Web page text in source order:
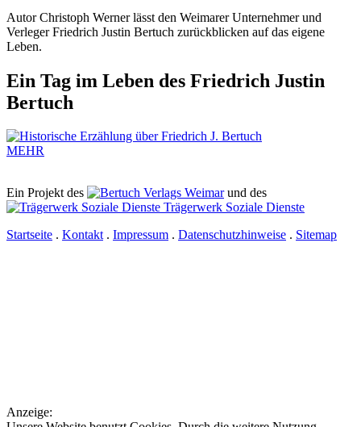
Autor Christoph Werner lässt den Weimarer Unternehmer und
Verleger Friedrich Justin Bertuch zurückblicken auf das eigene
Leben.
Ein Tag im Leben des Friedrich Justin
Bertuch
MEHR
Ein Projekt des Verlags Weimarund des
Trägerwerk Soziale Dienste
Startseite . Kontakt. Impressum . Datenschutzhinweise . Sitemap
Anzeige: